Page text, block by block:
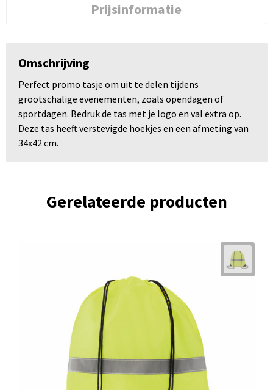
Prijsinformatie
Omschrijving
Perfect promo tasje om uit te delen tijdens
grootschalige evenementen, zoals opendagen of
sportdagen. Bedruk de tas met je logo en val extra op.
Deze tas heeft verstevigde hoekjes en een afmeting van
34x42 cm.
Gerelateerde producten